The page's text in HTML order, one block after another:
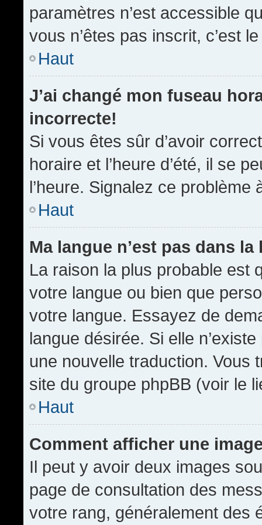
paramètres n’est accessible
vous n’êtes pas inscrit, c’est
Haut
J’ai changé mon fuseau
incorrecte!
Si vous êtes sûr d’avoir
horaire et l’heure d’été, il se
l’heure. Signalez ce problème
Haut
Ma langue n’est pas dans la
La raison la plus probable est
votre langue ou bien que
votre langue. Essayez de
langue désirée. Si elle
une nouvelle traduction. Vous
site du groupe phpBB (voir le
Haut
Comment afficher une
Il peut y avoir deux images
page de consultation des
votre rang, généralement des